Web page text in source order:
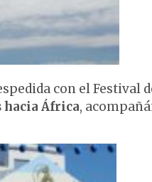
con el Festival
hacia África,